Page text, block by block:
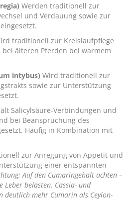
Werden traditionell zur
und Verdauung sowie zur
traditionell zur Kreislaufpflege
älteren Pferden bei warmem
intybus) Wird traditionell zur
sowie zur Unterstützung
Salicylsäure-Verbindungen und
bei Beanspruchung des
Häufig in Kombination mit
zur Anregung von Appetit und
einer entspannten
Auf den Cumaringehalt achten –
Leber belasten. Cassia- und
deutlich mehr Cumarin als Ceylon-